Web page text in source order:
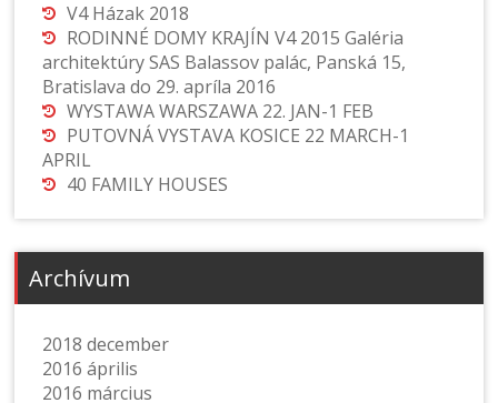
V4 Házak 2018
RODINNÉ DOMY KRAJÍN V4 2015 Galéria
architektúry SAS Balassov palác, Panská 15,
Bratislava do 29. apríla 2016
WYSTAWA WARSZAWA 22. JAN-1 FEB
PUTOVNÁ VYSTAVA KOSICE 22 MARCH-1
APRIL
40 FAMILY HOUSES
Archívum
2018 december
2016 április
2016 március